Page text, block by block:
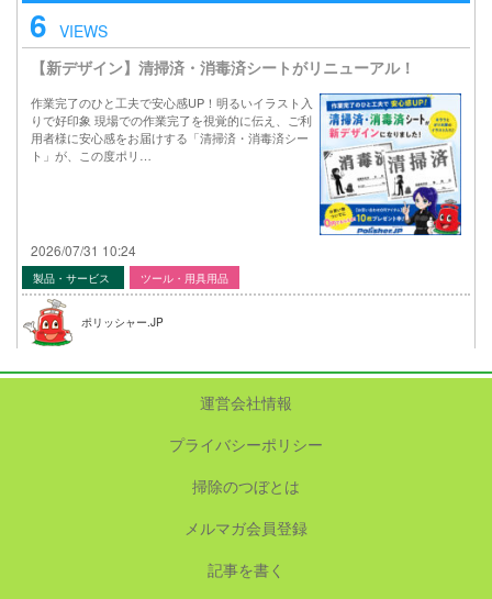
6 VIEWS
【新デザイン】清掃済・消毒済シートがリニューアル！
作業完了のひと工夫で安心感UP！明るいイラスト入
りで好印象 現場での作業完了を視覚的に伝え、ご利
用者様に安心感をお届けする「清掃済・消毒済シー
ト」が、この度ポリ…
2026/07/31 10:24
製品・サービス ツール・用具用品
ポリッシャー.JP
運営会社情報
プライバシーポリシー
掃除のつぼとは
メルマガ会員登録
記事を書く